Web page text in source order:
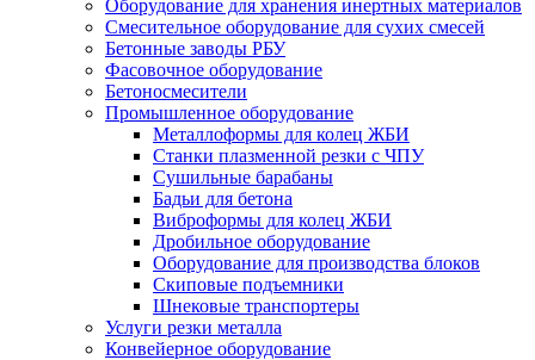
Оборудование для хранения инертных материалов
Смесительное оборудование для сухих смесей
Бетонные заводы РБУ
Фасовочное оборудование
Бетоносмесители
Промышленное оборудование
Металлоформы для колец ЖБИ
Станки плазменной резки с ЧПУ
Сушильные барабаны
Бадьи для бетона
Виброформы для колец ЖБИ
Дробильное оборудование
Оборудование для производства блоков
Скиповые подъемники
Шнековые транспортеры
Услуги резки металла
Конвейерное оборудование